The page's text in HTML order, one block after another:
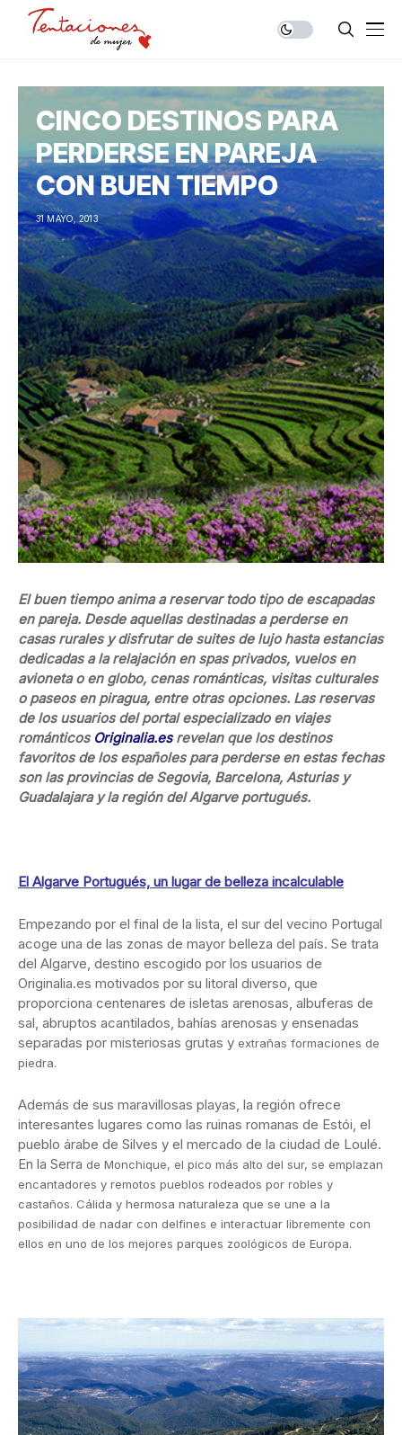
CINCO DESTINOS PARA
PERDERSE EN PAREJA
CON BUEN TIEMPO
31 MAYO, 2013
El buen tiempo anima a reservar todo tipo de escapadas
en pareja. Desde aquellas destinadas a perderse en
casas rurales y disfrutar de suites de lujo hasta estancias
dedicadas a la relajación en spas privados, vuelos en
avioneta o en globo, cenas románticas, visitas culturales
o paseos en piragua, entre otras opciones. Las reservas
de los usuarios del portal especializado en viajes
románticos Originalia.esrevelan que los destinos
favoritos de los españoles para perderse en estas fechas
son las provincias de Segovia, Barcelona, Asturias y
Guadalajara y la región del Algarve portugués.
El Algarve Portugués, un lugar de belleza incalculable
Empezando por el final de la lista, el sur del vecino Portugal
acoge una de las zonas de mayor belleza del país. Se trata
del Algarve, destino escogido por los usuarios de
Originalia.es motivados por su litoral diverso, que
proporciona centenares de isletas arenosas, albuferas de
sal, abruptos acantilados, bahías arenosas y ensenadas
separadas por misteriosas grutas y extrañas formaciones de
piedra.
Además de sus maravillosas playas, la región ofrece
interesantes lugares como las ruinas romanas de Estói, el
pueblo árabe de Silves y el mercado de la ciudad de Loulé.
En la Serra de Monchique, el pico más alto del sur, se emplazan
encantadores y remotos pueblos rodeados por robles y
castaños. Cálida y hermosa naturaleza que se une a la
posibilidad de nadar con delfines e interactuar libremente con
ellos en uno de los mejores parques zoológicos de Europa.